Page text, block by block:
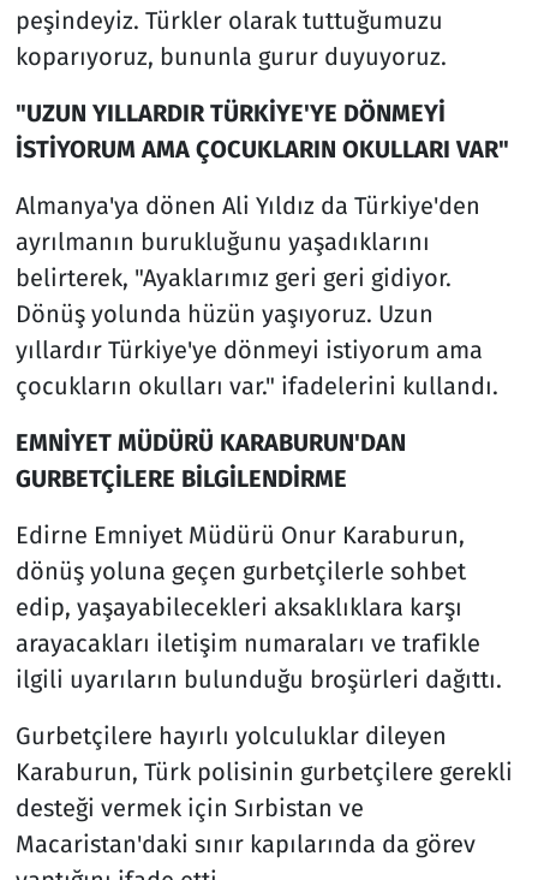
peşindeyiz. Türkler olarak tuttuğumuzu
koparıyoruz, bununla gurur duyuyoruz.
"UZUN YILLARDIR TÜRKİYE'YE DÖNMEYİ
İSTİYORUM AMA ÇOCUKLARIN OKULLARI VAR"
Almanya'ya dönen Ali Yıldız da Türkiye'den
ayrılmanın burukluğunu yaşadıklarını
belirterek, "Ayaklarımız geri geri gidiyor.
Dönüş yolunda hüzün yaşıyoruz. Uzun
yıllardır Türkiye'ye dönmeyi istiyorum ama
çocukların okulları var." ifadelerini kullandı.
EMNİYET MÜDÜRÜ KARABURUN'DAN
GURBETÇİLERE BİLGİLENDİRME
Edirne Emniyet Müdürü Onur Karaburun,
dönüş yoluna geçen gurbetçilerle sohbet
edip, yaşayabilecekleri aksaklıklara karşı
arayacakları iletişim numaraları ve trafikle
ilgili uyarıların bulunduğu broşürleri dağıttı.
Gurbetçilere hayırlı yolculuklar dileyen
Karaburun, Türk polisinin gurbetçilere gerekli
desteği vermek için Sırbistan ve
Macaristan'daki sınır kapılarında da görev